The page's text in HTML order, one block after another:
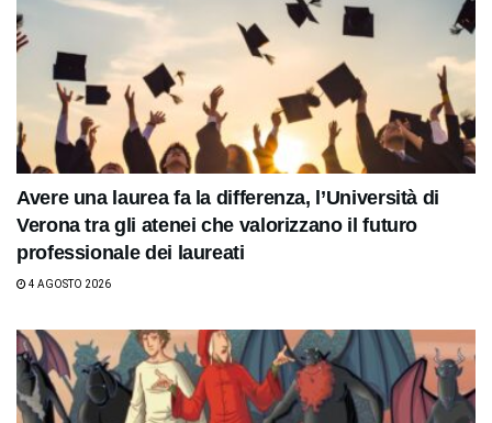
Avere una laurea fa la differenza, l’Università di
Verona tra gli atenei che valorizzano il futuro
professionale dei laureati
4 AGOSTO 2026